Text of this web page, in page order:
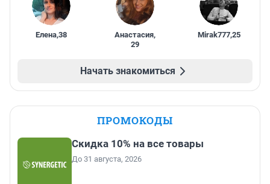
Елена,38 Анастасия,
29
Mirak777,25
Начать знакомиться
ПРОМОКОДЫ
Скидка 10% на все товары
До 31 августа, 2026